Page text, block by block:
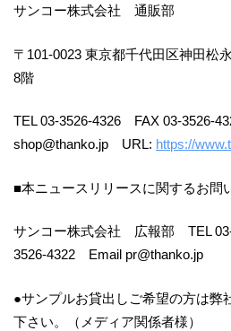
サンコー株式会社 通販部
〒101-0023 東京都千代田区神田松
8階
TEL 03-3526-4326 FAX 03-3526-
shop@thanko.jp URL: https://
■本ニュースリリースに関するお問
サンコー株式会社 広報部 TEL
3526-4322 Email pr@thanko.jp
●サンプルお貸出しご希望の方は弊
下さい。（メディア関係者様）